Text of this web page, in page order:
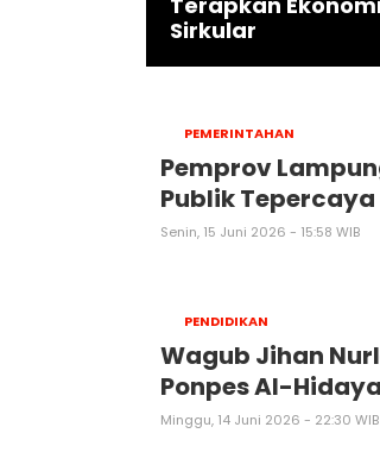
Sirkular
PEMERINTAHAN
Pemprov
Publik
Senin, 15 Juni 2026 - 15:58 WIB
PENDIDIKAN
Wagub Jihan
Ponpes Al-
Minggu, 14 Juni 2026 - 22:30 WIB